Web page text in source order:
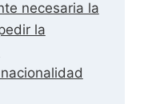
necesaria la
la